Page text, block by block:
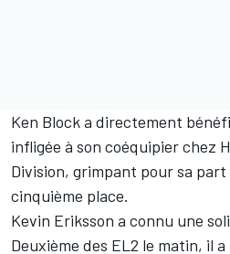
Ken Block a directement
infligée à son coéquipier chez
Division, grimpant pour sa part
cinquième place.
Kevin Eriksson a connu une
Deuxième des EL2 le matin, il